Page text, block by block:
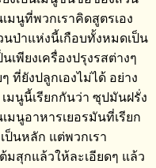
มนูที่พวกเราคิดสูตร​เอง
ป่าแห่งนี้เกือบทั้งหมดเป็น​
เพียงเครื่องปรุงรสต่างๆ​
ที่ยังปลูกเองไม่ได้​ อย่าง​
มนูนี้เรียกกันว่า​ ซุปมันฝรั่ง
เมนูอาหารเยอรมัน​ที่เรียก
ป็นหลัก​ แต่พวกเรา
สุกแล้วให้ละเอียดๆ​ แล้ว